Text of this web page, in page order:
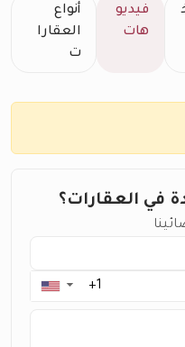
فيديو
هات
أنواع
العقارا
ت
في العقارات؟
▼